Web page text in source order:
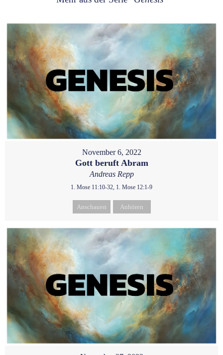
November 6, 2022
Gott beruft Abram
Andreas Repp
1. Mose 11:10-32, 1. Mose 12:1-9
Anschauen Anhören